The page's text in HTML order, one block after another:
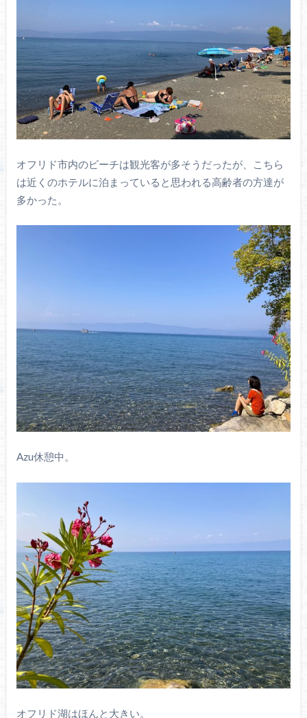
オフリド市内のビーチは観光客が多そうだったが、こちら
は近くのホテルに泊まっていると思われる高齢者の方達が
多かった。
Azu休憩中。
オフリド湖はほんと大きい。